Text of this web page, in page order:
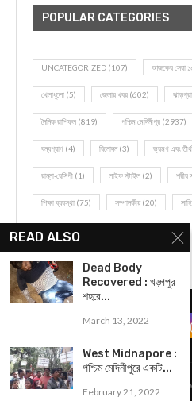
POPULAR CATEGORIES
UNCATEGORIZED (107) আজকের সেরা
খেলাধূলো (5) জেলার খবর (602)
দৈনিক রাশিফল (819) পশ্চিম মেদিনীপুর (2937)
বন্যপ্রাণ (4) বিনোদন(3) ভ্রমণ এবং
রান্না-রেসিপী (1) লাইফ স্টাইল (2) শরীর
শিক্ষা ব্যবস্থা (75) সম্পাদকীয় (20)
@2021 - All Right Reserved.
READ ALSO
Dead Body
Recovered : খড়্গপুর
শহরে...
March 13, 2022
West Midnapore :
পশ্চিম মেদিনীপুরে একটি...
February 21, 2022